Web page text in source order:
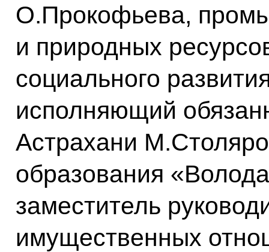
О.Прокофьева,
и природных
социального
исполняющий
Астрахани
образования
заместитель
имущественных